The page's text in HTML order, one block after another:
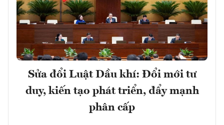
Sửa đổi Luật Dầu khí: Đổi mới tư
duy, kiến tạo phát triển, đẩy mạnh
phân cấp